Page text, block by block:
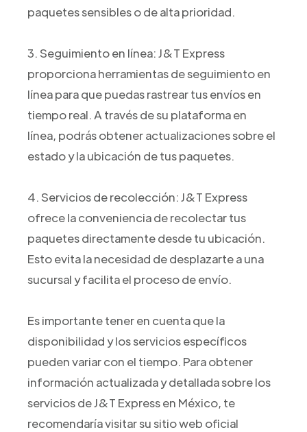
paquetes sensibles o de alta prioridad.
3. Seguimiento en línea: J&T Express
proporciona herramientas de seguimiento en
línea para que puedas rastrear tus envíos en
tiempo real. A través de su plataforma en
línea, podrás obtener actualizaciones sobre el
estado y la ubicación de tus paquetes.
4. Servicios de recolección: J&T Express
ofrece la conveniencia de recolectar tus
paquetes directamente desde tu ubicación.
Esto evita la necesidad de desplazarte a una
sucursal y facilita el proceso de envío.
Es importante tener en cuenta que la
disponibilidad y los servicios específicos
pueden variar con el tiempo. Para obtener
información actualizada y detallada sobre los
servicios de J&T Express en México, te
recomendaría visitar su sitio web oficial